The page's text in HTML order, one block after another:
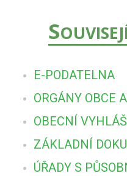
S
E-PODATELNA
ORGÁNY OBCE
OBECNÍ
ZÁKLADNÍ
ÚŘADY S